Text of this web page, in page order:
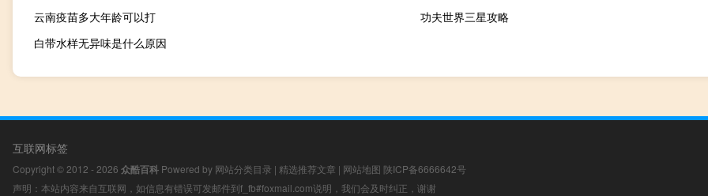
云南疫苗多大年龄可以打
功夫世界三星攻略
白带水样无异味是什么原因
互联网标签
Copyright © 2012 - 2026 众酷百科 Powered by 网站分类目录 | 精选推荐文章 | 网站地图 陕ICP备6666642号
声明：本站内容来自互联网，如信息有错误可发邮件到f_fb#foxmail.com说明，我们会及时纠正，谢谢